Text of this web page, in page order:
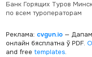
Банк Горящих Туров
по всем туроператорам
Реклама: cvgun.io—
онлайн бясплатна ў PDF.
and free templates.